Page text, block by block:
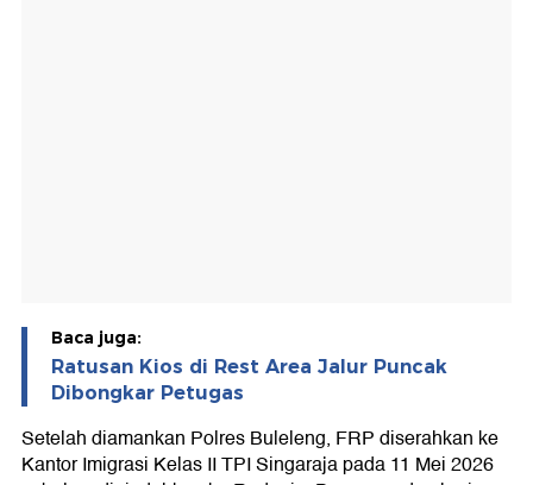
Baca juga:
Ratusan Kios di Rest Area Jalur Puncak
Dibongkar Petugas
Setelah diamankan Polres Buleleng, FRP diserahkan ke
Kantor Imigrasi Kelas II TPI Singaraja pada 11 Mei 2026